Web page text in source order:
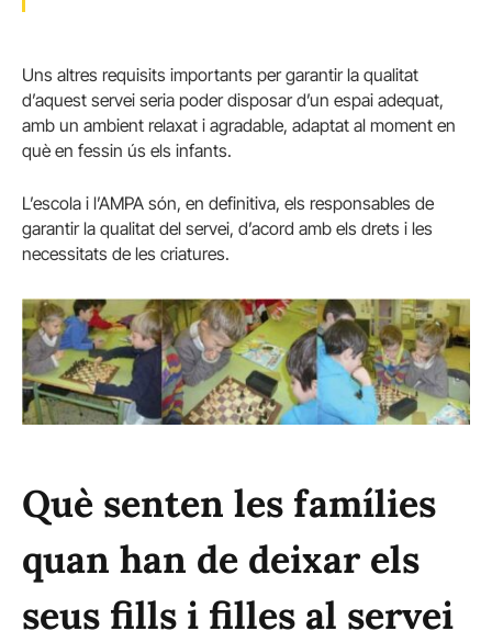
Uns altres requisits importants per garantir la qualitat
d’aquest servei seria poder disposar d’un espai adequat,
amb un ambient relaxat i agradable, adaptat al moment en
què en fessin ús els infants.
L’escola i l’AMPA són, en definitiva, els responsables de
garantir la qualitat del servei, d’acord amb els drets i les
necessitats de les criatures.
Què senten les famílies
quan han de deixar els
seus fills i filles al servei